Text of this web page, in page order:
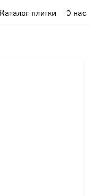
Каталог плитки О нас